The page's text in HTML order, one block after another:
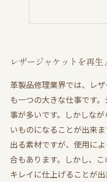
レザージャケットを再生
革製品修理業界では、レ
も一つの大きな仕事です
事が多いです。しかしな
いものになることが出来
出る素材ですが、使用に
合もあります。しかし、こ
キレイに仕上げることが